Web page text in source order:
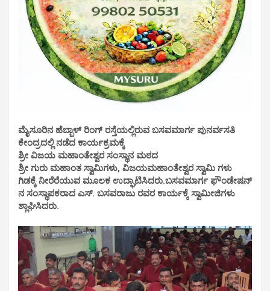
ಮೈಸೂರಿನ ಹೆಬ್ಬಾಳ್ ರಿಂಗ್ ರಸ್ತೆಯಲ್ಲಿರುವ ಬಸವಮಾರ್ಗ ಪುನರ್ವಸತಿ
ಕೇಂದ್ರದಲ್ಲಿ ನಡೆದ ಕಾರ್ಯಕ್ರಮಕ್ಕೆ
ಶ್ರೀ ವಿಜಯ ಮಹಾಂತೇಶ್ವರ ಸಂಸ್ಥಾನ ಮಠದ
ಶ್ರೀ ಗುರು ಮಹಾಂತ ಸ್ವಾಮಿಗಳು, ವಿಜಯಮಹಾಂತೇಶ್ವರ ಸ್ವಾಮಿ ಗಳು
ಗಿಡಕ್ಕೆ ನೀರೆರೆಯುವ ಮೂಲಕ ಉದ್ಘಾಟಿಸಿದರು.ಬಸವಮಾರ್ಗ ಫೌಂಡೇಷನ್
ನ ಸಂಸ್ಥಾಪಕರಾದ ಎಸ್. ಬಸವರಾಜು ರವರ ಕಾರ್ಯಕ್ಕೆ ಸ್ವಾಮೀಜಿಗಳು
ಶ್ಲಾಘಿಸಿದರು.